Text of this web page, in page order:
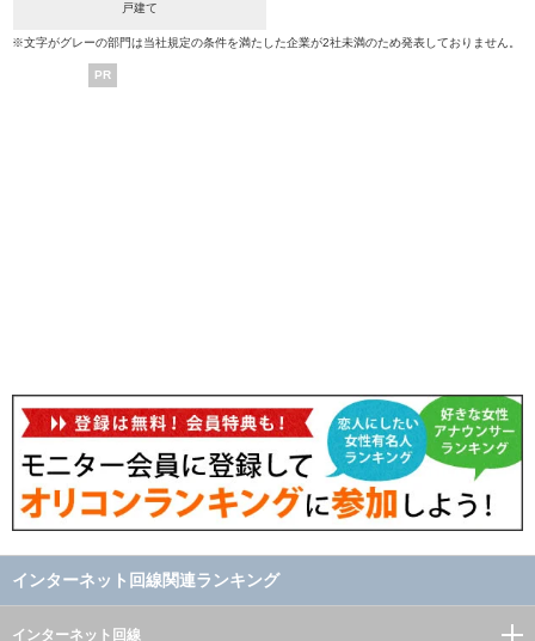
戸建て
※文字がグレーの部門は当社規定の条件を満たした企業が2社未満のため発表しておりません。
PR
インターネット回線関連ランキング
インターネット回線